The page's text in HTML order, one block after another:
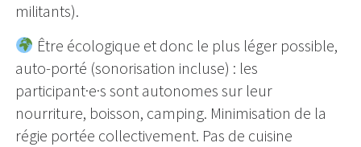
militants).
Être écologique et donc le plus léger possible,
auto-porté (sonorisation incluse) : les
participant·e·s sont autonomes sur leur
nourriture, boisson, camping. Minimisation de la
régie portée collectivement. Pas de cuisine